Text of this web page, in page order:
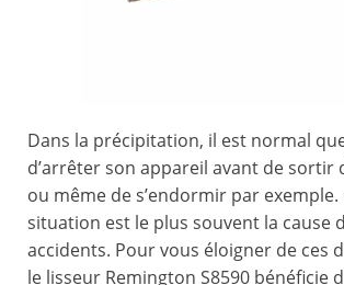
Dans la précipitation, il est normal
d’arrêter son appareil avant de sortir
ou même de s’endormir par exemple.
situation est le plus souvent la cause
accidents. Pour vous éloigner de ces
le lisseur Remington S8590 bénéficie